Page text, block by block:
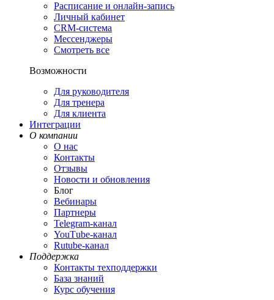
Расписание и онлайн-запись
Личный кабинет
CRM-система
Мессенджеры
Смотреть все
Возможности
Для руководителя
Для тренера
Для клиента
Интеграции
О компании
О нас
Контакты
Отзывы
Новости и обновления
Блог
Вебинары
Партнеры
Теlegram-канал
YouТube-канал
Rutube-канал
Поддержка
Контакты техподдержки
База знаний
Курс обучения